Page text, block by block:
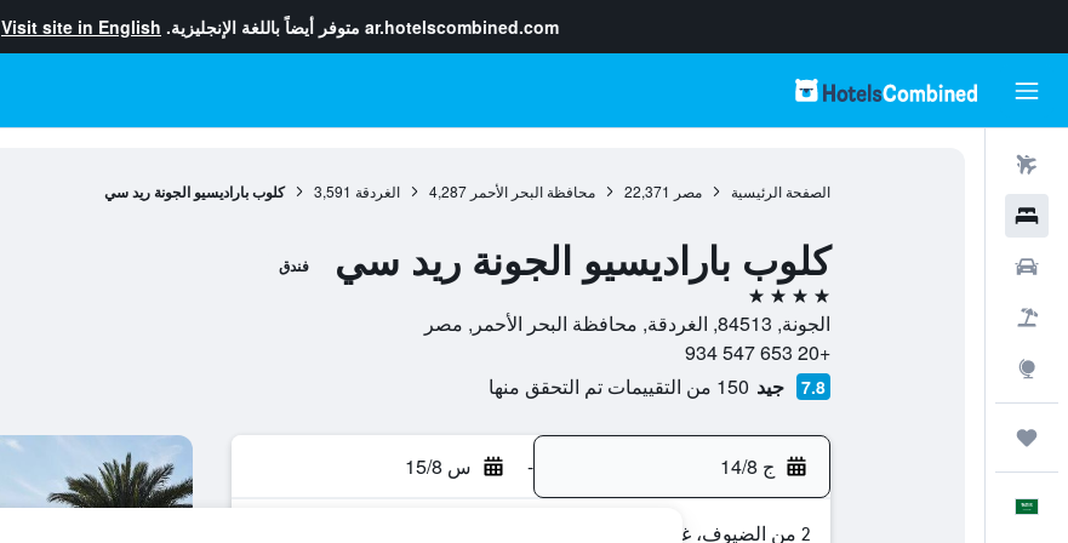
ar.hotelscombined.com متوفر أيضاً باللغة الإنجليزية. Visit site in English
الصفحة الرئيسية مصر 22,371 محافظة البحر الأحمر 4,287 الغردقة 3,591 كلوب باراديسيو الجونة ريد سي
كلوب باراديسيو الجونة ريد سي فندق
4 نجوم
الجونة, 84513, الغردقة, محافظة البحر الأحمر, مصر
+20 653 547 934
7.8 جيد 150 من التقييمات تم التحقق منها
ج 14/8 - س 15/8
2 من الضيوف، غرفة واحدة